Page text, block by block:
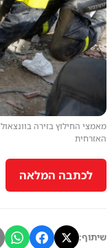
מאמצי החילוץ בזירה
האזרחית
לכתבה המלאה
שיתוף: